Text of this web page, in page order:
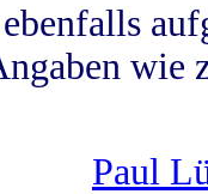
wie
Paul